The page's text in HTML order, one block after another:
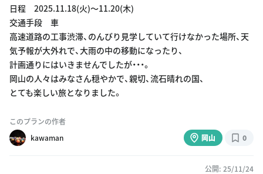
日程 2025.11.18(火)〜11.20(木)
交通手段 車
高速道路の工事渋滞、のんびり見学していて行けなかった場所、天
気予報が大外れで、大雨の中の移動になったり、
計画通りにはいきませんでしたが・・・。
岡山の人々はみなさん穏やかで、親切、流石晴れの国、
とても楽しい旅となりました。
このプランの作者
kawaman
岡山 0
公開: 25/11/24